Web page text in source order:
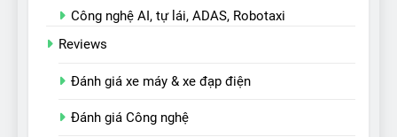
Công nghệ AI, tự lái, ADAS, Robotaxi
Reviews
Đánh giá xe máy & xe đạp điện
Đánh giá Công nghệ